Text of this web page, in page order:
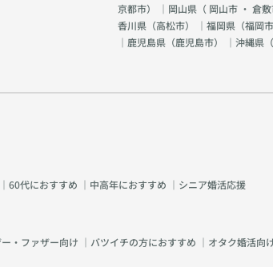
京都市） ｜岡山県（ 岡山市 ・ 倉
香川県（高松市） ｜福岡県（福岡
｜鹿児島県（鹿児島市） ｜沖縄県（
｜ 60代におすすめ ｜ 中高年におすすめ ｜ シニア婚活応援
・ファザー向け ｜ バツイチの方におすすめ ｜ オタク婚活向